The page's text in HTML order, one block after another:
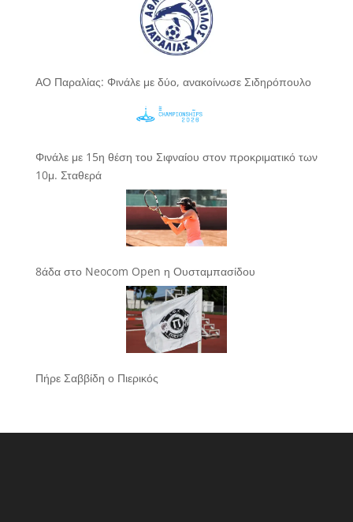
ΑΟ Παραλίας: Φινάλε με δύο, ανακοίνωσε Σιδηρόπουλο
Φινάλε με 15η θέση του Σιφναίου στον προκριματικό των
10μ. Σταθερά
8άδα στο Neocom Open η Ουσταμπασίδου
Πήρε Σαββίδη ο Πιερικός